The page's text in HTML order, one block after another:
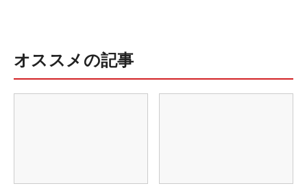
オススメの記事